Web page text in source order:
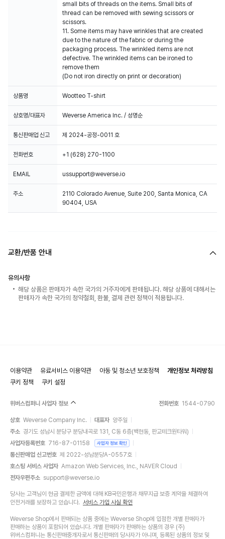
small bits of threads on the items. Small bits of
thread can be removed with sewing scissors or
scissors.
11. Some items may have wrinkles that are created
due to the nature of the fabric or during the
packaging process. The wrinkled items are not
defective. The wrinkled items can be ironed to
remove them
(Do not iron directly on print or decoration)
상품명 Wootteo T-shirt
상호명/대표자 Weverse America Inc. / 성명순
통신판매업 신고 제 2024-공정-0011 호
전화번호 +1 (628) 270-1100
EMAIL ussupport@weverse.io
주소
2110 Colorado Avenue, Suite 200, Santa Monica, CA
90404, USA
교환/반품 안내
유의사항
해당 상품은 판매자가 속한 국가의 거주자에게 판매됩니다. 해당 상품에 대해서는
판매자가 속한 국가의 청약철회, 환불, 결제 관련 정책이 적용됩니다.
이용약관 유료서비스 이용약관 아동 및 청소년 보호정책
개인정보 처리방침
쿠키 정책
쿠키 설정
위버스컴퍼니 사업자 정보 전화번호 1544-0790
상호 Weverse Company Inc. 대표자 양주일
주소 경기도 성남시 분당구 분당내곡로 131, C동 6층(백현동, 판교테크원타워)
사업자등록번호 716-87-01158 사업자 정보 확인
통신판매업 신고번호 제 2022-성남분당A-0557호
호스팅 서비스 사업자 Amazon Web Services, Inc., NAVER Cloud
전자우편주소 support@weverse.io
당사는 고객님이 현금 결제한 금액에 대해 KB국민은행과 채무지급 보증 계약을 체결하여
안전거래를 보장하고 있습니다. 서비스 가입 사실 확인
Weverse Shop에서 판매되는 상품 중에는 Weverse Shop에 입점한 개별 판매자가
판매하는 상품이 포함되어 있습니다. 개별 판매자가 판매하는 상품의 경우 (주)
위버스컴퍼니는 통신판매중개자로서 통신판매의 당사자가 아니며, 등록된 상품의 정보 및